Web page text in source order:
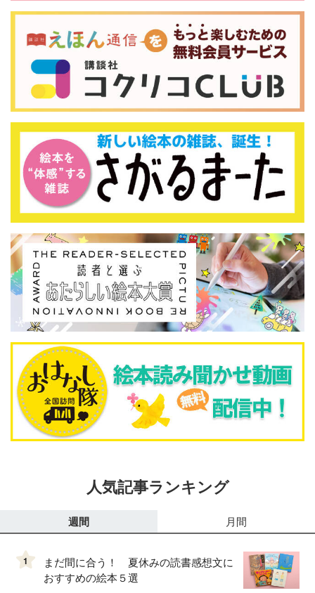
人気記事ランキング
週間 月間
1
まだ間に合う！ 夏休みの読書感想文に
おすすめの絵本５選